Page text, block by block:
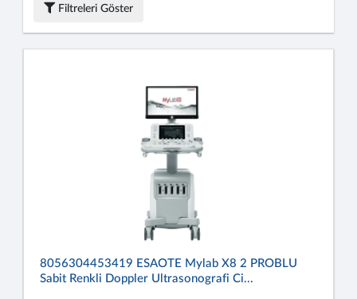
Filtreleri Göster
8056304453419 ESAOTE Mylab X8 2 PROBLU
Sabit Renkli Doppler Ultrasonografi Ci...